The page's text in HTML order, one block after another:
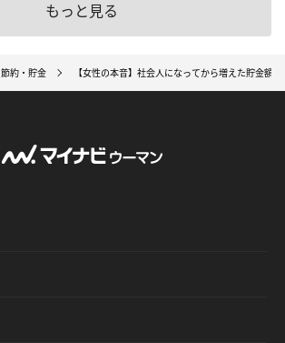
もっと見る
節約・貯金 【女性の本音】社会人になってから増えた貯金額は